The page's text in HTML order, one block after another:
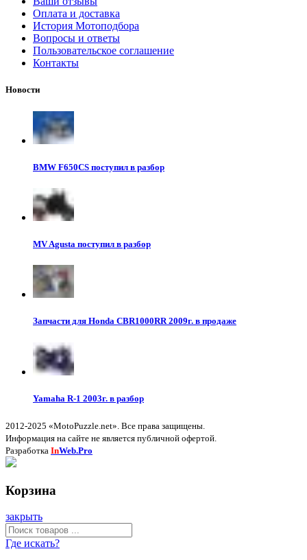
Оплата и доставка
История Мотоподбора
Вопросы и ответы
Пользовательское соглашение
Контакты
Новости
BMW F650CS поступил в разбор
MV Agusta поступил в разбор
Запчасти для Honda CBR1000RR 2009г. в продаже
Yamaha R-1 2003г. в разбор
2012-2025 «MotoPuzzle.net». Все права защищены.
Информация на сайте не является публичной офертой.
Разработка InWeb.Pro
Корзина
закрыть
Где искать?